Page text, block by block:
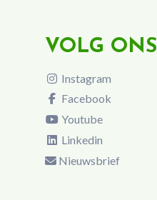
VOLG ONS
Instagram
Facebook
Youtube
Linkedin
Nieuwsbrief